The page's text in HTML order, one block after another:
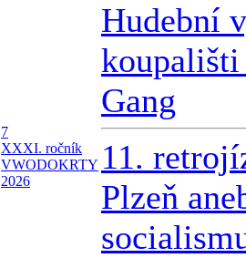
7
XXXI. ročník
VWODOKRTY
2026
Hudební
Gang
11.
Plzeň